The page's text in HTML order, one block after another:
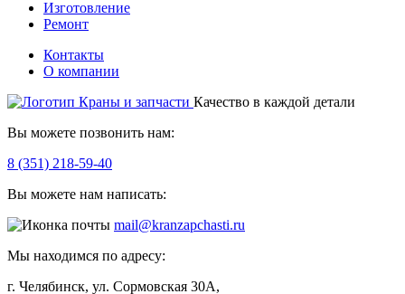
Изготовление
Ремонт
Контакты
О компании
Качество в каждой детали
Вы можете позвонить нам:
8 (351) 218-59-40
Вы можете нам написать:
mail@kranzapchasti.ru
Мы находимся по адресу:
г. Челябинск, ул. Сормовская 30А,